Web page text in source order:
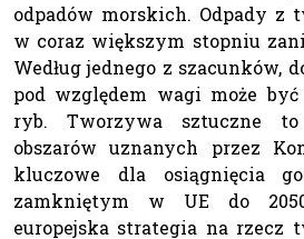
odpadów morskich. Odpady z
w coraz większym stopniu
Według jednego z szacunków,
pod względem wagi może
ryb. Tworzywa sztuczne
obszarów uznanych przez
kluczowe dla osiągnięcia
zamkniętym w UE do
europejska strategia na rzecz